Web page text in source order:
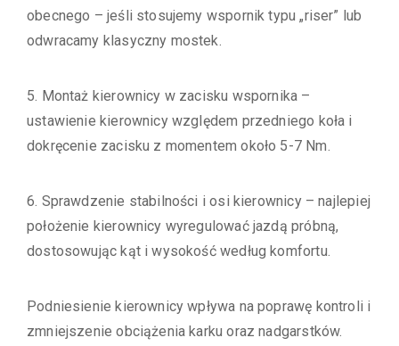
obecnego – jeśli stosujemy wspornik typu „riser” lub
odwracamy klasyczny mostek.
5. Montaż kierownicy w zacisku wspornika –
ustawienie kierownicy względem przedniego koła i
dokręcenie zacisku z momentem około 5-7 Nm.
6. Sprawdzenie stabilności i osi kierownicy – najlepiej
położenie kierownicy wyregulować jazdą próbną,
dostosowując kąt i wysokość według komfortu.
Podniesienie kierownicy wpływa na poprawę kontroli i
zmniejszenie obciążenia karku oraz nadgarstków.